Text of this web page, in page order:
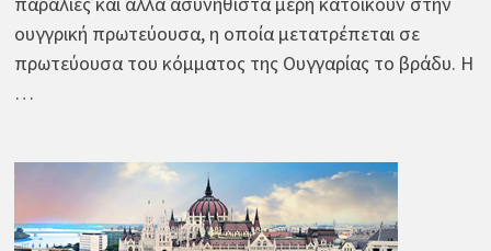
ουγγρική πρωτεύουσα, η οποία μετατρέπεται σε
πρωτεύουσα του κόμματος της Ουγγαρίας το βράδυ. Η
…